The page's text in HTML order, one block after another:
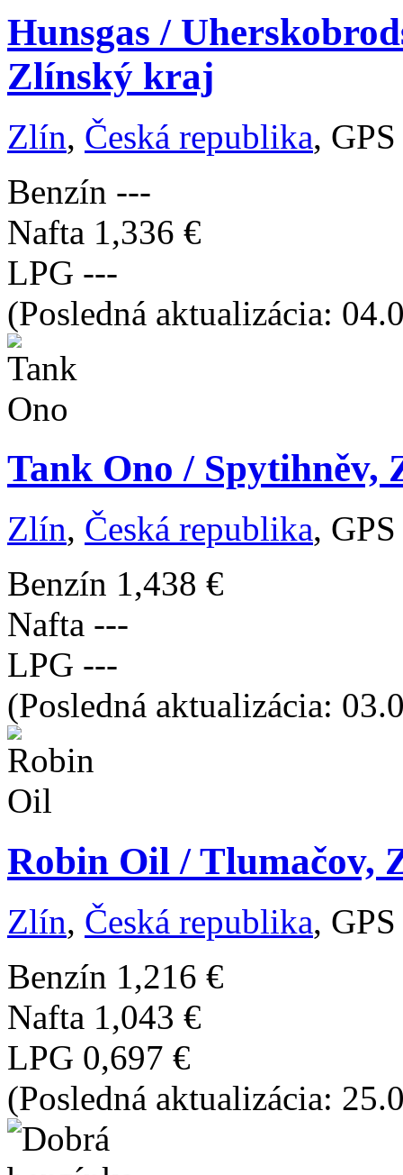
Hunsgas /
Zlínský kraj
Zlín, Česká republika,
Benzín ---
Nafta 1,336 €
LPG ---
(Posledná aktualizácia:
Tank Ono /
Zlín, Česká republika,
Benzín 1,438 €
Nafta ---
LPG ---
(Posledná aktualizácia:
Robin Oil / Tlumačov,
Zlín, Česká republika,
Benzín 1,216 €
Nafta 1,043 €
LPG 0,697 €
(Posledná aktualizácia: